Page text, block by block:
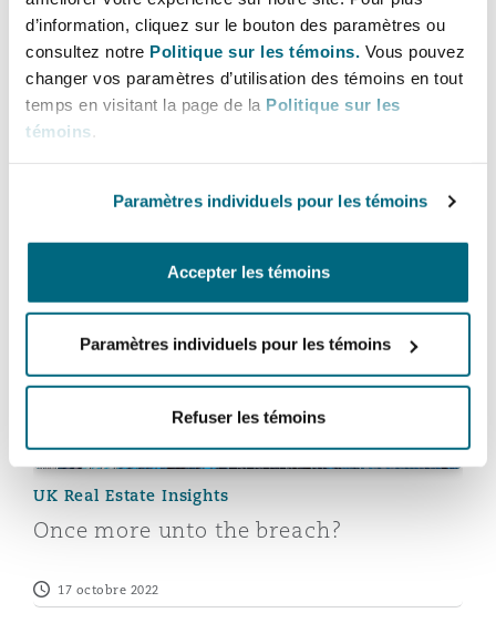
d’information, cliquez sur le bouton des paramètres ou
consultez notre Politique sur les témoins. Vous pouvez
changer vos paramètres d’utilisation des témoins en tout
temps en visitant la page de la Politique sur les
témoins.
Paramètres individuels pour les témoins
Accepter les témoins
Paramètres individuels pour les témoins
Refuser les témoins
Entretien, réparation et
Satellites et espace
Couverture d’assurance
Risques politiques et crédit
produits
Assurance biens
County
The St Botolph Building
2 New Bailey
Bulletins
Living UK Conference 2025: Sector
Insights in a Challenging Market
Once more unto the breach?
UK Real Estate Insights
Once more unto the breach?
17 octobre 2022